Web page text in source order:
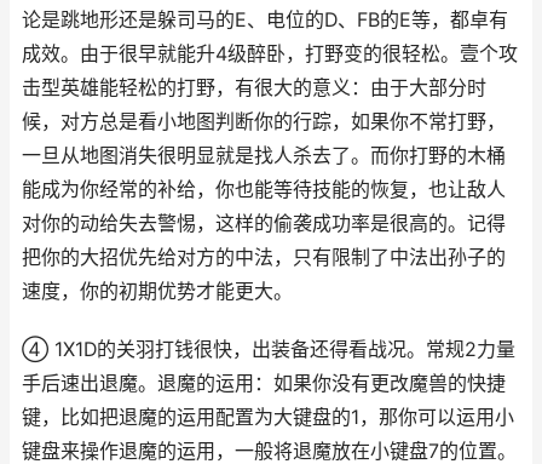
论是跳地形还是躲司马的E、电位的D、FB的E等，都卓有
成效。由于很早就能升4级醉卧，打野变的很轻松。壹个攻
击型英雄能轻松的打野，有很大的意义：由于大部分时
候，对方总是看小地图判断你的行踪，如果你不常打野，
一旦从地图消失很明显就是找人杀去了。而你打野的木桶
能成为你经常的补给，你也能等待技能的恢复，也让敌人
对你的动给失去警惕，这样的偷袭成功率是很高的。记得
把你的大招优先给对方的中法，只有限制了中法出孙子的
速度，你的初期优势才能更大。
④ 1X1D的关羽打钱很快，出装备还得看战况。常规2力量
手后速出退魔。退魔的运用：如果你没有更改魔兽的快捷
键，比如把退魔的运用配置为大键盘的1，那你可以运用小
键盘来操作退魔的运用，一般将退魔放在小键盘7的位置。